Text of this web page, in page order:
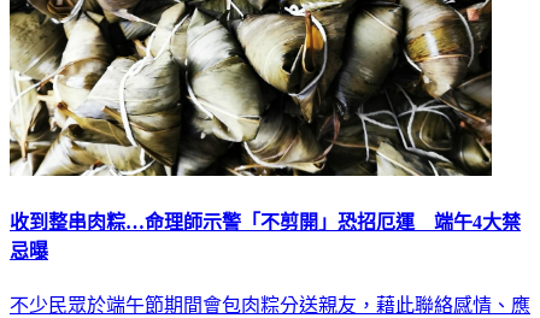
收到整串肉粽…命理師示警「不剪開」恐招厄運 端午4大禁
忌曝
不少民眾於端午節期間會包肉粽分送親友，藉此聯絡感情、應